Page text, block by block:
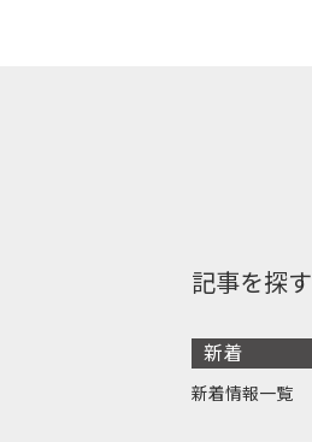
記事を探す
新着
新着情報一覧